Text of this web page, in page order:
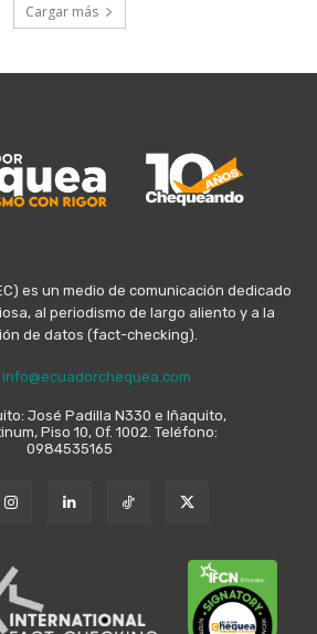
Cargar más
es un medio de comunicación dedicado
al periodismo de largo aliento y a la
de datos (fact-checking).
info@ecuadorchequea.com
José Padilla N330 e Iñaquito,
Piso 10, Of. 1002. Teléfono:
0984535165